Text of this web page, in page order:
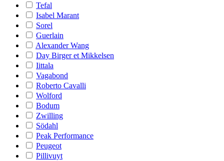
Tefal
Isabel Marant
Sorel
Guerlain
Alexander Wang
Day Birger et Mikkelsen
Iittala
Vagabond
Roberto Cavalli
Wolford
Bodum
Zwilling
Södahl
Peak Performance
Peugeot
Pillivuyt